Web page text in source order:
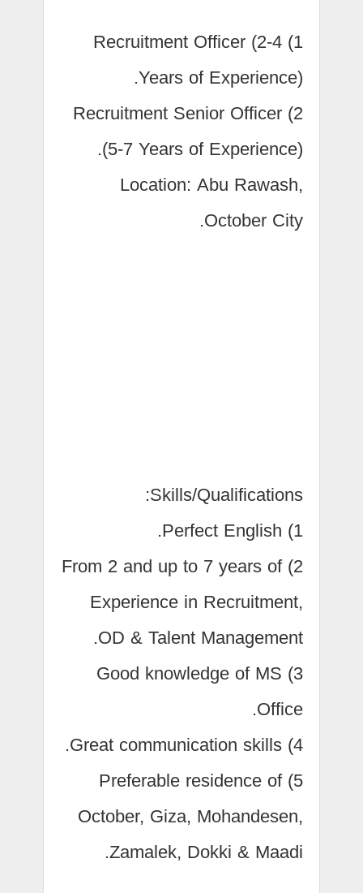
1) Recruitment Officer (2-4
Years of Experience).
2) Recruitment Senior Officer
(5-7 Years of Experience).
Location: Abu Rawash,
October City.
Skills/Qualifications:
1) Perfect English.
2) From 2 and up to 7 years of
Experience in Recruitment,
OD & Talent Management.
3) Good knowledge of MS
Office.
4) Great communication skills.
5) Preferable residence of
October, Giza, Mohandesen,
Zamalek, Dokki & Maadi.